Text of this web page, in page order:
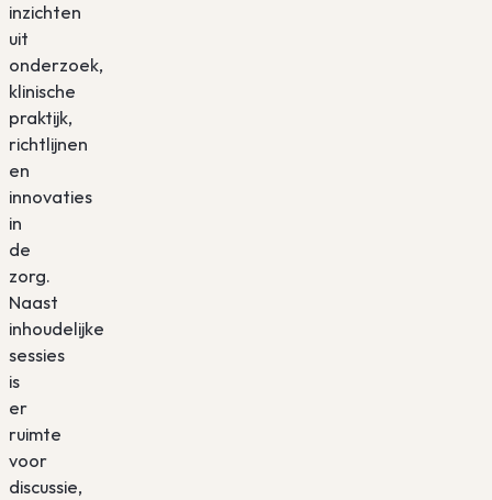
inzichten
uit
onderzoek,
klinische
praktijk,
richtlijnen
en
innovaties
in
de
zorg.
Naast
inhoudelijke
sessies
is
er
ruimte
voor
discussie,